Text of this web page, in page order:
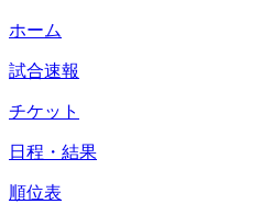
ホーム
試合速報
チケット
日程・結果
順位表